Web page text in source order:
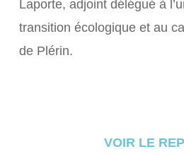
Laporte, adjoint délégué à
transition écologique et au
de Plérin.
VOIR LE